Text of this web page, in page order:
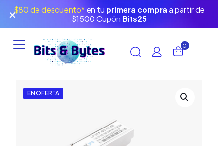
$80 de descuento*en tu primera compra a partir de
$1500 Cupón Bits25
✕
0
EN OFERTA